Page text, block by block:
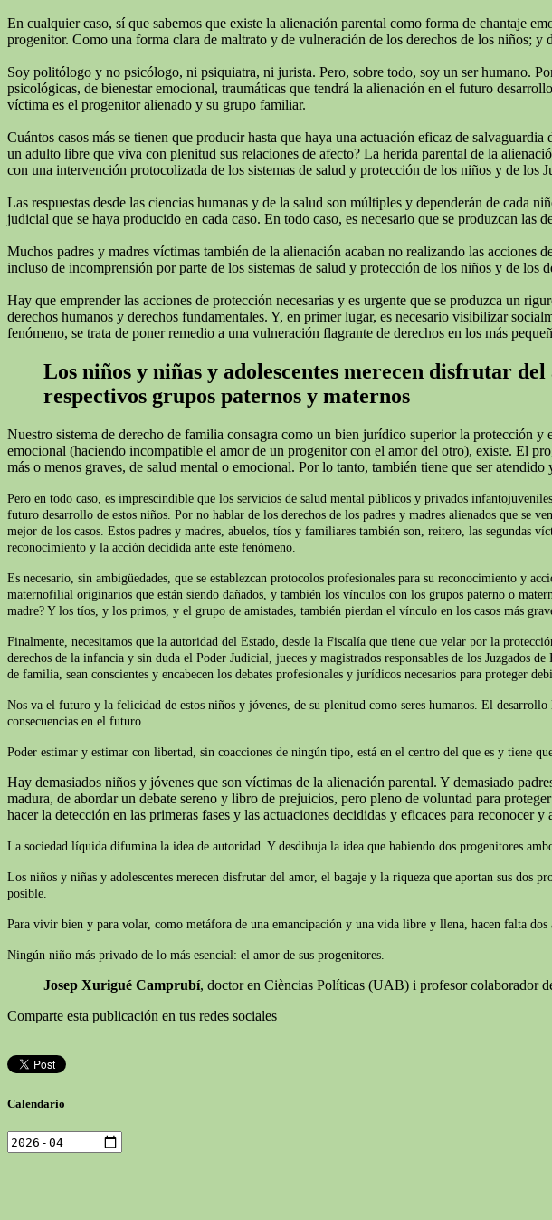
En cualquier caso, sí que sabemos que existe la alienación parental como forma de chantaje
progenitor. Como una forma clara de maltrato y de vulneración de los derechos de los niños;
Soy politólogo y no psicólogo, ni psiquiatra, ni jurista. Pero, sobre todo, soy un ser humano.
psicológicas, de bienestar emocional, traumáticas que tendrá la alienación en el futuro
víctima es el progenitor alienado y su grupo familiar.
Cuántos casos más se tienen que producir hasta que haya una actuación eficaz de
un adulto libre que viva con plenitud sus relaciones de afecto? La herida parental de la
con una intervención protocolizada de los sistemas de salud y protección de los niños y de los
Las respuestas desde las ciencias humanas y de la salud son múltiples y dependerán de
judicial que se haya producido en cada caso. En todo caso, es necesario que se produzcan
Muchos padres y madres víctimas también de la alienación acaban no realizando las
incluso de incomprensión por parte de los sistemas de salud y protección de los niños y de los
Hay que emprender las acciones de protección necesarias y es urgente que se produzca un
derechos humanos y derechos fundamentales. Y, en primer lugar, es necesario visibilizar
fenómeno, se trata de poner remedio a una vulneración flagrante de derechos en los más
Los niños y niñas y adolescentes merecen disfrutar
respectivos grupos paternos y maternos
Nuestro sistema de derecho de familia consagra como un bien jurídico superior la protección
emocional (haciendo incompatible el amor de un progenitor con el amor del otro), existe. El
más o menos graves, de salud mental o emocional. Por lo tanto, también tiene que ser
Pero en todo caso, es imprescindible que los servicios de salud mental públicos y privados
futuro desarrollo de estos niños. Por no hablar de los derechos de los padres y madres alienados que se
mejor de los casos. Estos padres y madres, abuelos, tíos y familiares también son, reitero, las segundas
reconocimiento y la acción decidida ante este fenómeno.
Es necesario, sin ambigüedades, que se establezcan protocolos profesionales para su reconocimiento y
maternofilial originarios que están siendo dañados, y también los vínculos con los grupos paterno o
madre? Y los tíos, y los primos, y el grupo de amistades, también pierdan el vínculo en los casos más
Finalmente, necesitamos que la autoridad del Estado, desde la Fiscalía que tiene que velar por la
derechos de la infancia y sin duda el Poder Judicial, jueces y magistrados responsables de los
de familia, sean conscientes y encabecen los debates profesionales y jurídicos necesarios para proteger
Nos va el futuro y la felicidad de estos niños y jóvenes, de su plenitud como seres humanos. El
consecuencias en el futuro.
Poder estimar y estimar con libertad, sin coacciones de ningún tipo, está en el centro del que es y tiene
Hay demasiados niños y jóvenes que son víctimas de la alienación parental. Y demasiado
madura, de abordar un debate sereno y libro de prejuicios, pero pleno de voluntad para
hacer la detección en las primeras fases y las actuaciones decididas y eficaces para reconocer
La sociedad líquida difumina la idea de autoridad. Y desdibuja la idea que habiendo dos progenitores
Los niños y niñas y adolescentes merecen disfrutar del amor, el bagaje y la riqueza que aportan sus dos
posible.
Para vivir bien y para volar, como metáfora de una emancipación y una vida libre y llena, hacen falta dos
Ningún niño más privado de lo más esencial: el amor de sus progenitores.
Josep Xurigué Camprubí, doctor en Cièncias Políticas (UAB) i profesor colaborador
Comparte esta publicación en tus redes sociales
Calendario